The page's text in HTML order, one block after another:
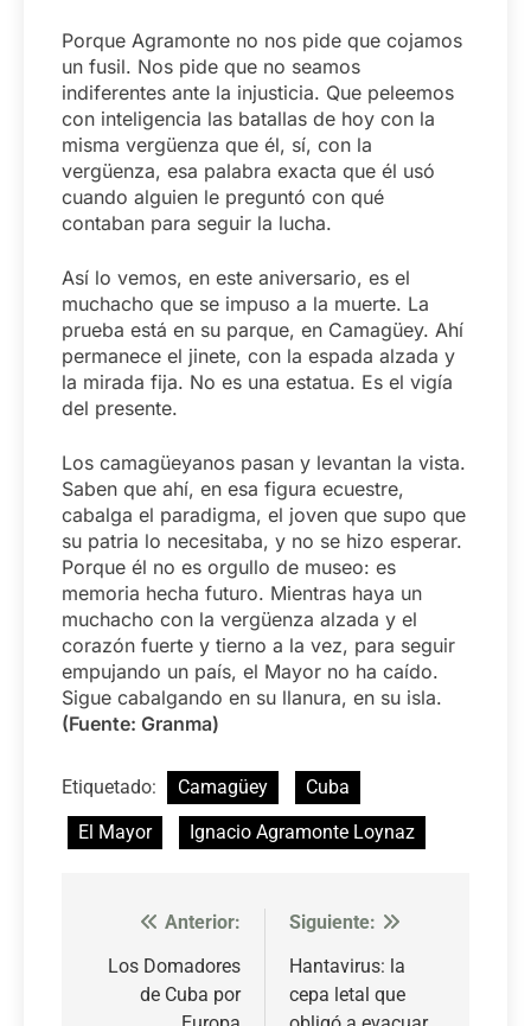
Porque Agramonte no nos pide que cojamos
un fusil. Nos pide que no seamos
indiferentes ante la injusticia. Que peleemos
con inteligencia las batallas de hoy con la
misma vergüenza que él, sí, con la
vergüenza, esa palabra exacta que él usó
cuando alguien le preguntó con qué
contaban para seguir la lucha.
Así lo vemos, en este aniversario, es el
muchacho que se impuso a la muerte. La
prueba está en su parque, en Camagüey. Ahí
permanece el jinete, con la espada alzada y
la mirada fija. No es una estatua. Es el vigía
del presente.
Los camagüeyanos pasan y levantan la vista.
Saben que ahí, en esa figura ecuestre,
cabalga el paradigma, el joven que supo que
su patria lo necesitaba, y no se hizo esperar.
Porque él no es orgullo de museo: es
memoria hecha futuro. Mientras haya un
muchacho con la vergüenza alzada y el
corazón fuerte y tierno a la vez, para seguir
empujando un país, el Mayor no ha caído.
Sigue cabalgando en su llanura, en su isla.
(Fuente: Granma)
Etiquetado: Camagüey
Cuba
El Mayor
Ignacio Agramonte Loynaz
Navegación
de
entradas
Anterior:
Los Domadores
de Cuba por
Siguiente:
Hantavirus: la
cepa letal que